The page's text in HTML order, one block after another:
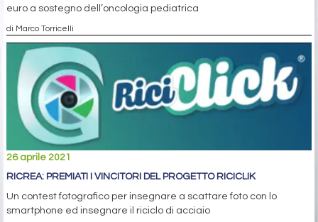
euro a sostegno dell’oncologia pediatrica
di Marco Torricelli
26 aprile 2021
RICREA: PREMIATI I VINCITORI DEL PROGETTO RICICLIK
Un contest fotografico per insegnare a scattare foto con lo
smartphone ed insegnare il riciclo di acciaio